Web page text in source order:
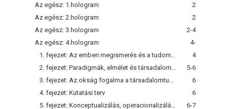
Az egész: 1.hologram
2
Az egész: 2.hologram
2
Az egész: 3.hologram
2-4
Az egész: 4.hologram
4-
4
5-6
6
4. fejezet: Kutatási terv
6
6-7